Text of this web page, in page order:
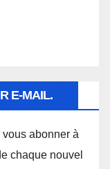
E-MAIL.
abonner à
chaque nouvel